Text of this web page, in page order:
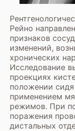
Рейно
признаков
изменений,
хронических
Исследование
проекциях
положении
применением
режимов. При
поражения
дистальных